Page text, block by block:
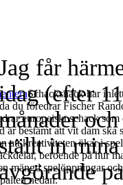
Schacksnack har
du föredrar Fischer
europeiskt schack
är bestämt att vit dam ska
att kreativiteten ökar i
beroende på hur
mängd spelöppningar
nedan.
får
(efter
in